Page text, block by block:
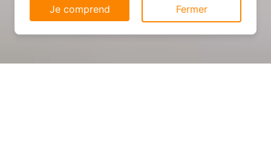
Je comprend Fermer